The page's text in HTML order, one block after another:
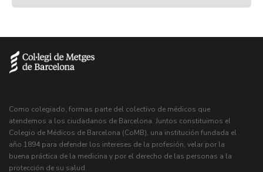
Como colegiado, formas parte del colectivo de médicos que
atendemos a los ciudadanos de Barcelona. Juntos constituimos el
Colegio de Médicos de Barcelona (CoMB), una institución fundada el
año 1894 para defender los intereses de la profesión, velar por la
buena práctica de la medicina y por el derecho de las personas a la
protección de su salud.